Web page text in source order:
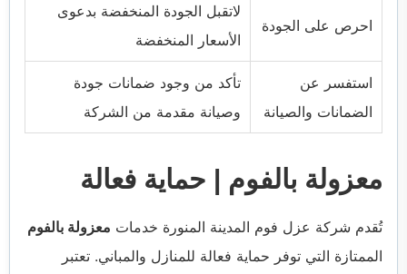
احرص على الجودة
لاتقبل الجودة المنخفضة بدعوى
الأسعار المنخفضة
استفسر عن
الضمانات والصيانة
تأكد من وجود ضمانات جودة
وصيانة مقدمة من الشركة
معزولة بالفوم | حماية فعالة
تُقدم شركة عزل فوم المدينة المنورة خدمات معزولة بالفوم
الممتازة التي توفر حماية فعالة للمنازل والمباني. تعتبر